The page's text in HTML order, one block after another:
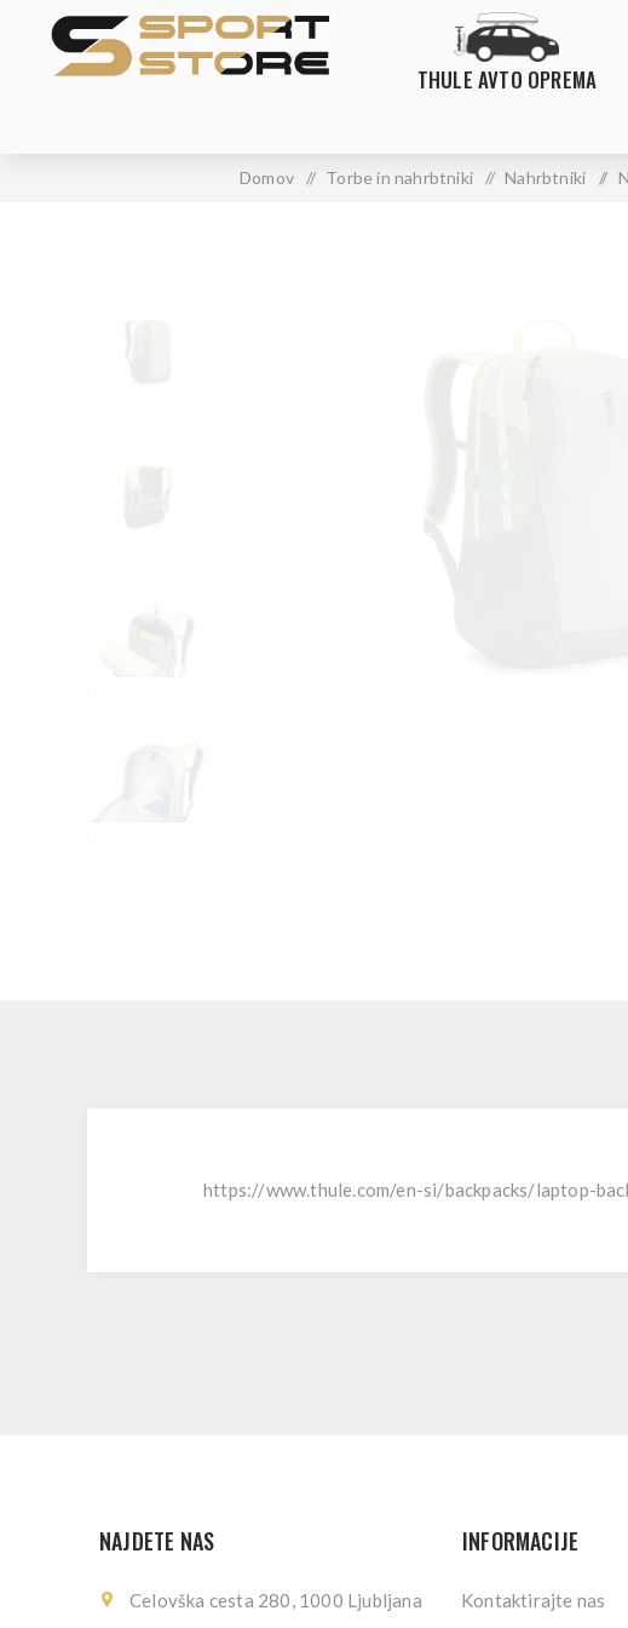
THULE AVTO OPREMA
Domov / Torbe in nahrbtniki / Nahrbtniki /
https://www.thule.com/en-si/backpacks/laptop-
NAJDETE NAS
Celovška cesta 280, 1000 Ljubljana
INFORMACIJE
Kontaktirajte nas